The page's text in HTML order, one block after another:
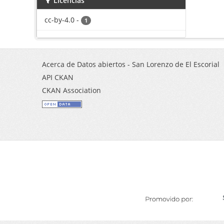
cc-by-4.0 - 1
Acerca de Datos abiertos - San Lorenzo de El Escorial
API CKAN
CKAN Association